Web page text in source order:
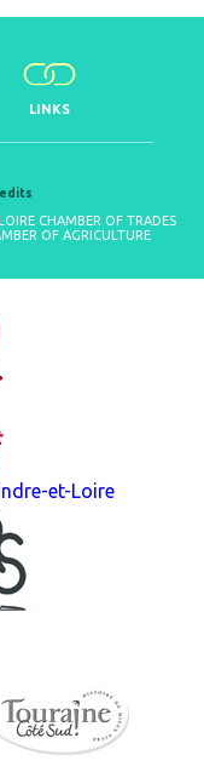
LINKS
CHAMBER OF TRADES
OF AGRICULTURE